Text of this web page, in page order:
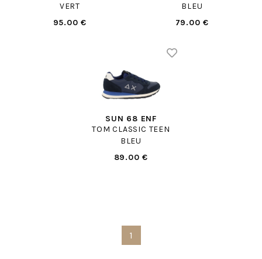
VERT
95.00 €
BLEU
79.00 €
SUN 68 ENF
TOM CLASSIC TEEN
BLEU
89.00 €
1